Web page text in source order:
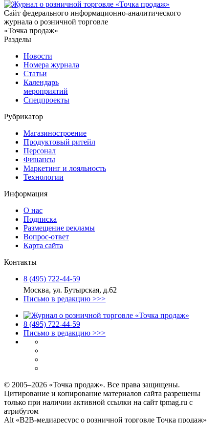
Сайт федерального информационно-аналитического
журнала о розничной торговле
«Точка продаж»
Разделы
Новости
Номера журнала
Статьи
Календарь
мероприятий
Спецпроекты
Рубрикатор
Магазиностроение
Продуктовый ритейл
Персонал
Финансы
Маркетинг и лояльность
Технологии
Информация
О нас
Подписка
Размещение рекламы
Вопрос-ответ
Карта сайта
Контакты
8 (495) 722‑44‑59
Москва, ул. Бутырская, д.62
Письмо в редакцию >>>
8 (495) 722‑44‑59
Письмо в редакцию >>>
© 2005–2026 «Точка продаж». Все права защищены.
Цитирование и копирование материалов сайта разрешены
только при наличии активной ссылки на сайт tpmag.ru с
атрибутом
Alt «B2B-медиаресурс о розничной торговле Точка продаж»